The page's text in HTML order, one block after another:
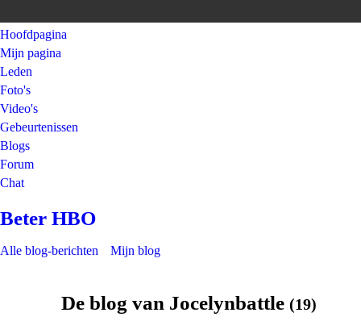
Hoofdpagina
Mijn pagina
Leden
Foto's
Video's
Gebeurtenissen
Blogs
Forum
Chat
Beter HBO
Alle blog-berichten Mijn blog
De blog van Jocelynbattle (19)